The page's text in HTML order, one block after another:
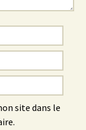
site dans le